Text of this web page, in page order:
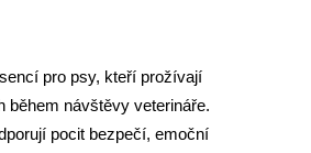
pro psy, kteří prožívají
během návštěvy veterináře.
pocit bezpečí, emoční